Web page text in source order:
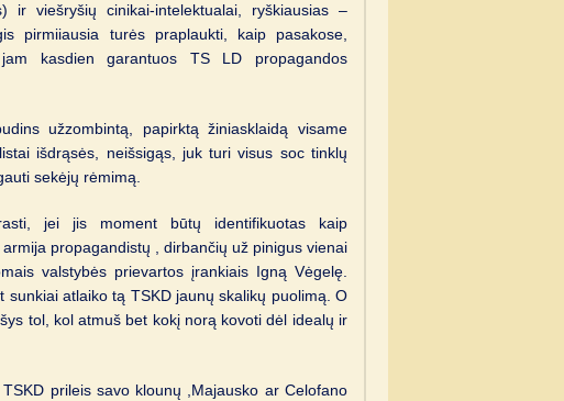
ir viešryšių cinikai-intelektualai, ryškiausias –
pirmiiausia turės praplaukti, kaip pasakose,
kasdien garantuos TS LD propagandos
užzombintą, papirktą žiniasklaidą visame
išdrąsės, neišsigąs, juk turi visus soc tinklų
sekėjų rėmimą.
jei jis moment būtų identifikuotas kaip
propagandistų , dirbančių už pinigus vienai
valstybės prievartos įrankiais Igną Vėgelę.
atlaiko tą TSKD jaunų skalikų puolimą. O
tol, kol atmuš bet kokį norą kovoti dėl idealų ir
prileis savo klounų ,Majausko ar Celofano